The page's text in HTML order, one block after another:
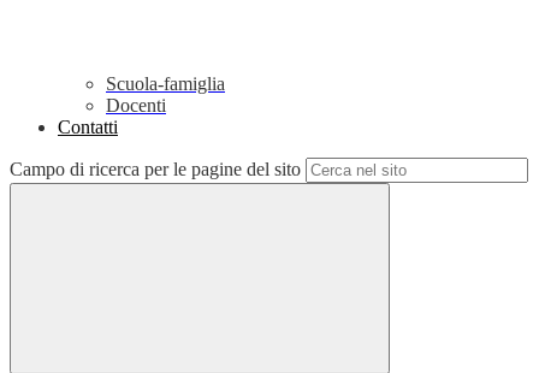
Scuola-famiglia
Docenti
Contatti
Campo di ricerca per le pagine del sito